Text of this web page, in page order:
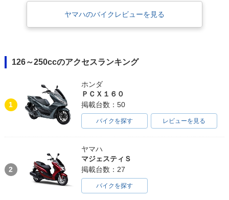
ヤマハのバイクレビューを見る
126～250ccのアクセスランキング
1
ホンダ
ＰＣＸ１６０
掲載台数：50
バイクを探す レビューを見る
2
ヤマハ
マジェスティＳ
掲載台数：27
バイクを探す